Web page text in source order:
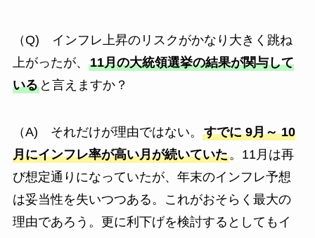
（Q) インフレ上昇のリスクがかなり大きく跳ね
上がったが、 11月の大統領選挙の結果が関与して
いると言えますか？
（A) それだけが理由ではない。 すでに 9月～ 10
月にインフレ率が高い月が続いていた。11月は再
び想定通りになっていたが、年末のインフレ予想
は妥当性を失いつつある。これがおそらく最大の
理由であろう。更に利下げを検討するとしてもイ